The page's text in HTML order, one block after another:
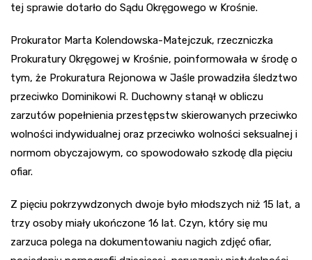
tej sprawie dotarło do Sądu Okręgowego w Krośnie.
Prokurator Marta Kolendowska-Matejczuk, rzeczniczka
Prokuratury Okręgowej w Krośnie, poinformowała w środę o
tym, że Prokuratura Rejonowa w Jaśle prowadziła śledztwo
przeciwko Dominikowi R. Duchowny stanął w obliczu
zarzutów popełnienia przestępstw skierowanych przeciwko
wolności indywidualnej oraz przeciwko wolności seksualnej i
normom obyczajowym, co spowodowało szkodę dla pięciu
ofiar.
Z pięciu pokrzywdzonych dwoje było młodszych niż 15 lat, a
trzy osoby miały ukończone 16 lat. Czyn, który się mu
zarzuca polega na dokumentowaniu nagich zdjęć ofiar,